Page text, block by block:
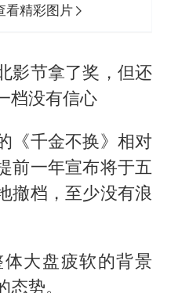
看精彩图片
影节拿了奖，但还
档没有信心
《千金不换》相对
前一年宣布将于五
撤档，至少没有浪
大盘疲软的背景
势。